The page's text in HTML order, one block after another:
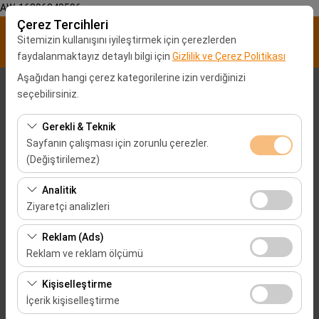
AW-16896840596
Çerez Tercihleri
Sitemizin kullanışını iyileştirmek için çerezlerden
faydalanmaktayız detaylı bilgi için Gizlilik ve Çerez Politikası
Aşağıdan hangi çerez kategorilerine izin verdiğinizi
seçebilirsiniz.
Gerekli & Teknik
Sayfanın çalışması için zorunlu çerezler.
(Değiştirilemez)
Bu çerezler sitenin doğru şekilde çalışması, güvenlik,
oturum yönetimi ve temel işlevler için gereklidir. Devre
dışı bırakılamaz.
Analitik
Ziyaretçi analizleri
Bu çerezler, sitemizin nasıl kullanıldığını (ziyaretçi sayısı,
en çok ziyaret edilen sayfalar, kullanıcı davranışları)
analiz etmemizi sağlar. Bu veriler, web sitesi
performansını ölçmek ve kullanıcı deneyimini sürekli
iyileştirmek için kullanılır.
Reklam (Ads)
Reklam ve reklam ölçümü
Bu çerezler, size ilgi alanlarınıza uygun kişiselleştirilmiş
reklamlar göstermemize ve reklam kampanyalarımızın
etkinliğini (gösterim sayısı, tıklama oranı) ölçmemize
Kişiselleştirme
İçerik kişiselleştirme
Alış Lokasyonu
Malatya Havalimanı araç kiralama
Aracı farklı bir lokasyona bırakacağım
Alış Tarih & Saat
09:00
Bırakış Tarih & Saat